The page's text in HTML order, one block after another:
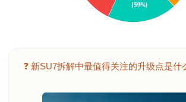
❓ 新SU7拆解中最值得关注的升级点是什